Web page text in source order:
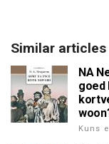
Similar articles
NA
goed
Kuns